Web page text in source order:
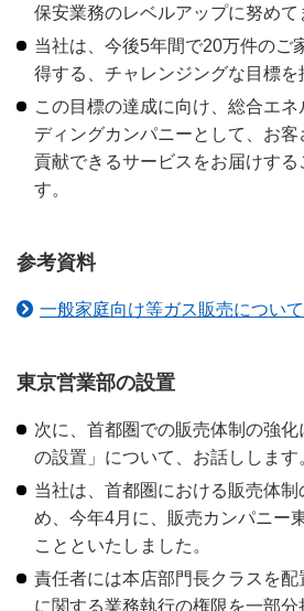
保安業務のレベルアップに努めて
当社は、今後5年間で20万件のご
得する、チャレンジングな目標を
この目標の達成に向け、総合エ
ディングカンパニーとして、お
貢献できるサービスをお届けする
す。
参考資料
一般家庭向け等ガス販売について
東京営業部の設置
次に、首都圏での販売体制の強
の設置」について、お話しします
当社は、首都圏における販売体
め、今年4月に、販売カンパニー
ことといたしました。
責任者には本店部門長クラスを
に関する業務執行の権限を一部分